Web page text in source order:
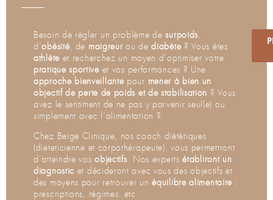
Besoin de régler un problème desurpoids
d’obésité, de maigreurou dediabète? Vous êtes
athlèteet recherchez un moyen d’optimiser votre
pratique sportiveet vos performances ? Une
approche bienveillantepour mener à bien un
objectif de perte de poids et de stabilisation ? Vous
avez le sentiment de ne pas y parvenir seul(e) ou
simplement avec l’alimentation ?
Chez Beige Clinique, nos coach diététiques
(dieteticienne et corpothérapeute), vous permettront
d’atteindre vosobjectifs. Nos expertsétabliront un
diagnostic et décideront avec vous des objectifs et
des moyens pour retrouver unéquilibre alimentaire :
prescriptions, régimes. etc.